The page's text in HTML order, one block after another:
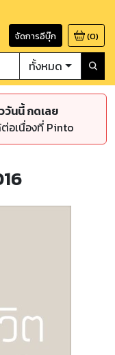
จัดการอีบุ๊ก (0)
ทั้งหมด
วันนี้ กดเลย
อเนื่องที่ Pinto